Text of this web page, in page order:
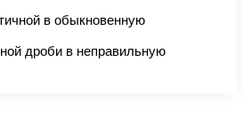
в обыкновенную
дроби в неправильную